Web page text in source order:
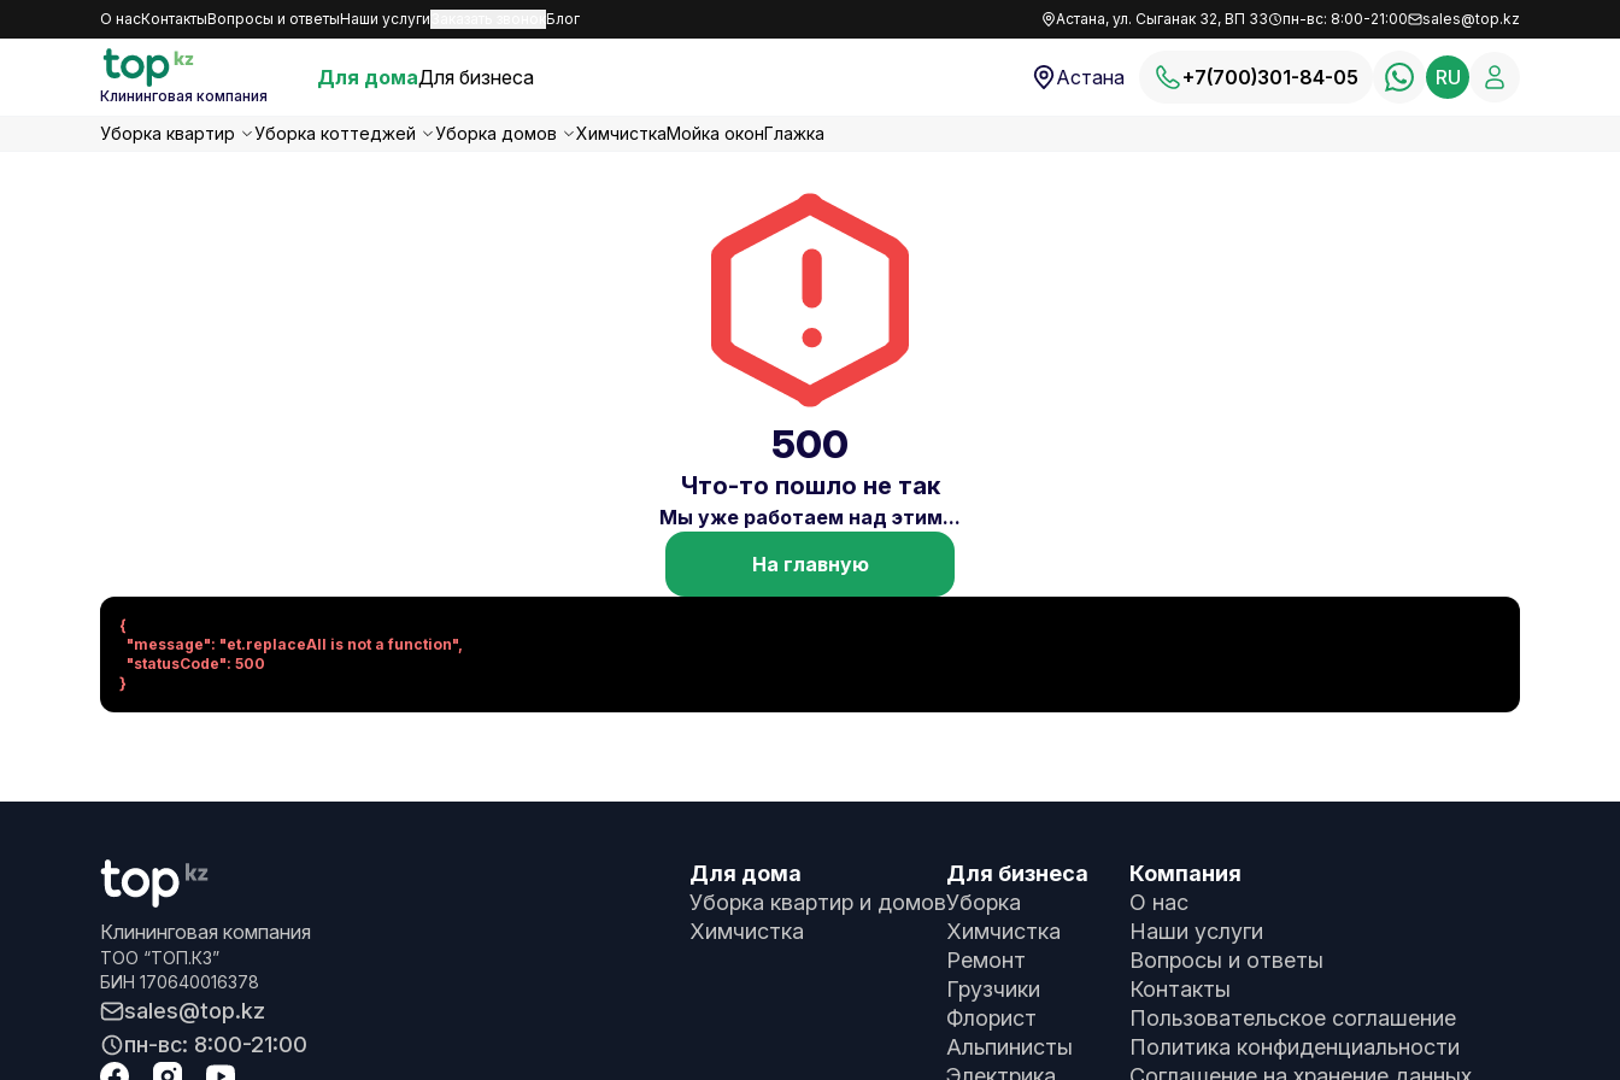
О насКонтактыВопросы и ответыНаши услуги Блог Астана, ул. Сыганак 32, ВП 33 пн-вс: 8:00-21:00 sales@top.kz
Клининговая компания
Для домаДля бизнеса Астана +7(700)301-84-05 RU
Уборка квартир Уборка коттеджей Уборка домов ХимчисткаМойка оконГлажка
500
Что-то пошло не так
Мы уже работаем над этим...
На главную
{
}
Клининговая компания
ТОО “ТОП.КЗ”
БИН 170640016378
sales@top.kz
пн-вс: 8:00-21:00
Для дома
Уборка квартир и домов
Химчистка
Для бизнеса
Уборка
Химчистка
Ремонт
Грузчики
Флорист
Альпинисты
Компания
О нас
Наши услуги
Вопросы и ответы
Контакты
Пользовательское соглашение
Политика конфиденциальности